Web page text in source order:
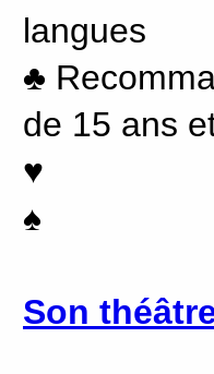
langues
♣
de 15 ans
♥
♠
Son